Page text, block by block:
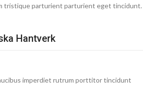
tristique parturient parturient eget tincidunt.
Hantverk
imperdiet rutrum porttitor tincidunt